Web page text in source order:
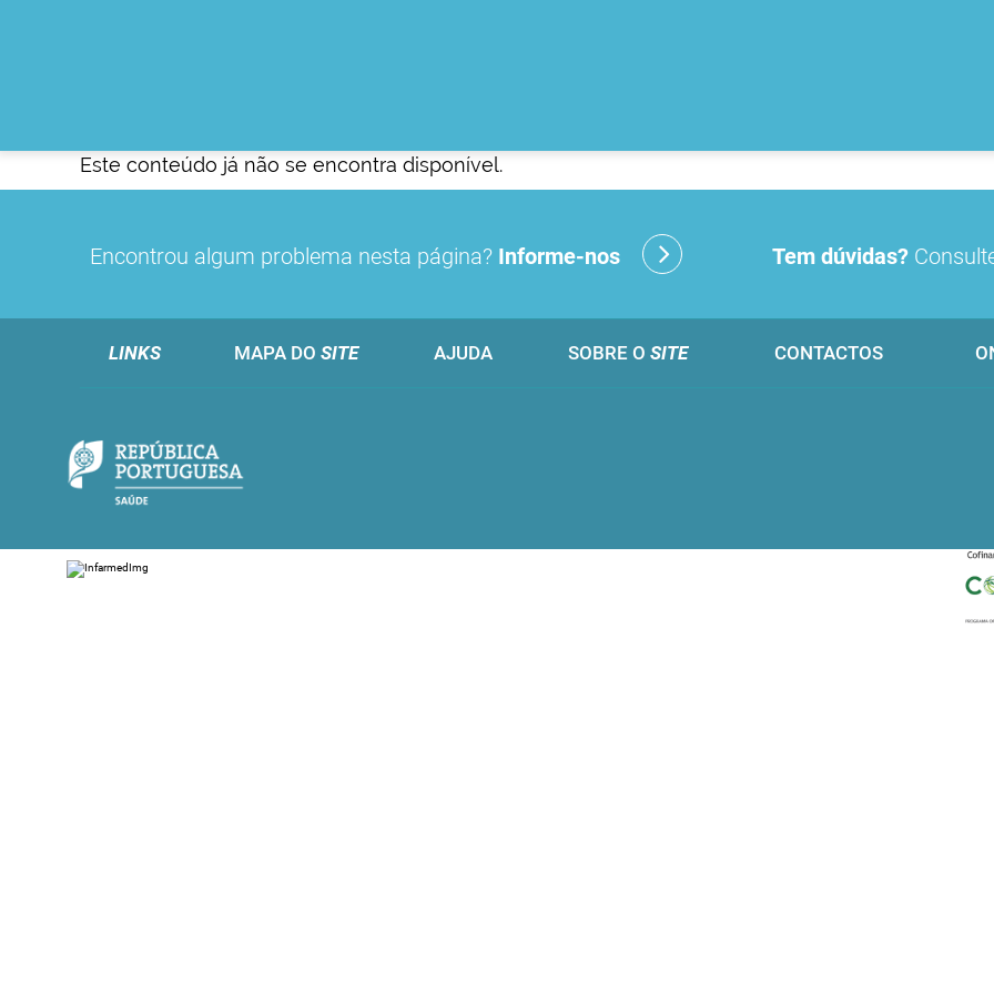
Este conteúdo já não se encontra disponível.
Encontrou algum problema nesta página? Informe-nos Tem dúvidas?
LINKS MAPA DO SITE AJUDA SOBRE O SITE CONTACTOS